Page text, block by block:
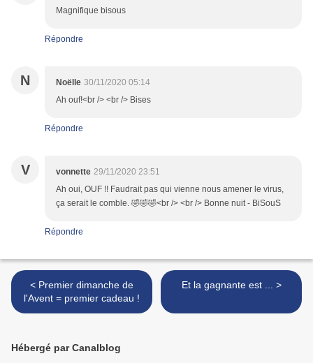
Magnifique bisous
Répondre
N Noëlle 30/11/2020 05:14
Ah ouf!<br /> <br /> Bises
Répondre
V vonnette 29/11/2020 23:51
Ah oui, OUF !! Faudrait pas qui vienne nous amener le virus,
ça serait le comble. 🤣🤣🤣<br /> <br /> Bonne nuit - BiSouS
Répondre
< Premier dimanche de
l'Avent = premier cadeau !
Et la gagnante est ... >
Hébergé par Canalblog